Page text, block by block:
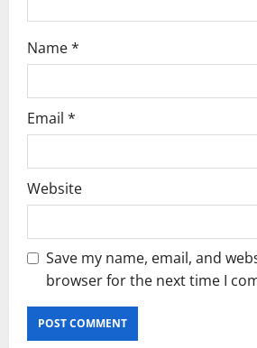
Name*
Email *
Website
Save my name, email, and
browser for the next time I